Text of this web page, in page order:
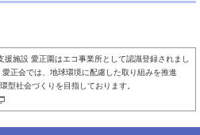
施設 愛正園はエコ事業所として認識登録されまし
正会では、地球環境に配慮した取り組みを推進
型社会づくりを目指しております。